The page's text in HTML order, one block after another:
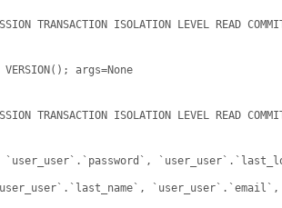
ISOLATION LEVEL READ
args=None
ISOLATION LEVEL READ
`user_user`.`password`,